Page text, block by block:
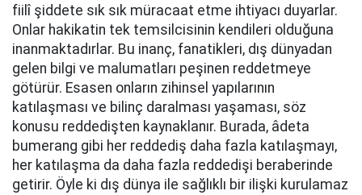
fiilî şiddete sık sık müracaat etme ihtiyacı duyarlar.
Onlar hakikatin tek temsilcisinin kendileri olduğuna
inanmaktadırlar. Bu inanç, fanatikleri, dış dünyadan
gelen bilgi ve malumatları peşinen reddetmeye
götürür. Esasen onların zihinsel yapılarının
katılaşması ve bilinç daralması yaşaması, söz
konusu reddedişten kaynaklanır. Burada, âdeta
bumerang gibi her reddediş daha fazla katılaşmayı,
her katılaşma da daha fazla reddedişi beraberinde
getirir. Öyle ki dış dünya ile sağlıklı bir ilişki kurulamaz